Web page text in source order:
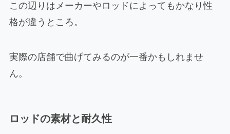
この辺りはメーカーやロッドによってもかなり性
格が違うところ。
実際の店舗で曲げてみるのが一番かもしれませ
ん。
ロッドの素材と耐久性